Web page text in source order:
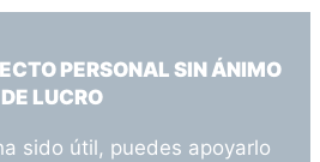
PERSONAL SIN ÁNIMO
DE LUCRO
sido útil, puedes apoyarlo